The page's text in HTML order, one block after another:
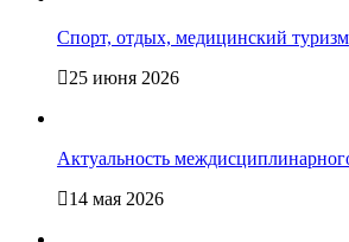
Спорт, отдых, медицинский туризм
25 июня 2026
Актуальность
14 мая 2026